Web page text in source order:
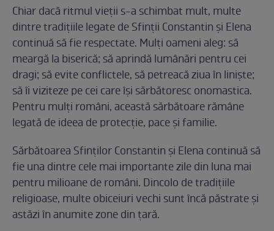
Chiar dacă ritmul vieții s-a schimbat mult, multe
dintre tradițiile legate de Sfinții Constantin și Elena
continuă să fie respectate. Mulți oameni aleg: să
meargă la biserică; să aprindă lumânări pentru cei
dragi; să evite conflictele, să petreacă ziua în liniște;
să îi viziteze pe cei care își sărbătoresc onomastica.
Pentru mulți români, această sărbătoare rămâne
legată de ideea de protecție, pace și familie.
Sărbătoarea Sfinților Constantin și Elena continuă să
fie una dintre cele mai importante zile din luna mai
pentru milioane de români. Dincolo de tradițiile
religioase, multe obiceiuri vechi sunt încă păstrate și
astăzi în anumite zone din țară.